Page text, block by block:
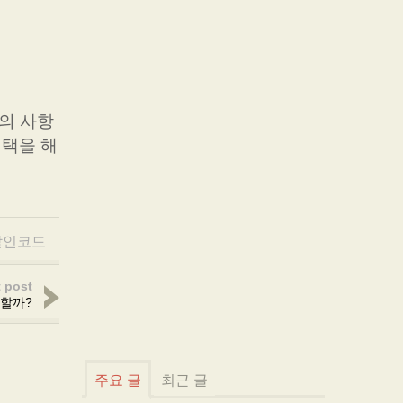
사항
을 해
코드
post
까?
주요 글 최근 글